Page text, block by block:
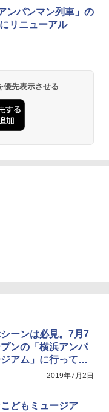
レス保冷剤 2個セット 2
速冷凍 空間倍増 衛生的
持ち
)ソロ ドーム 1 EX BDK
ント
シ対策 自治体・教育機
能 緊急時用 日本国内発
テント 透けない【換気
(ブルー)
ンパンマン列車」の
リニューアル
優先表示させる
ーンは必見。7月7
ンの「横浜アンパ
アム」に行ってみ
2019年7月2日
どもミュージア